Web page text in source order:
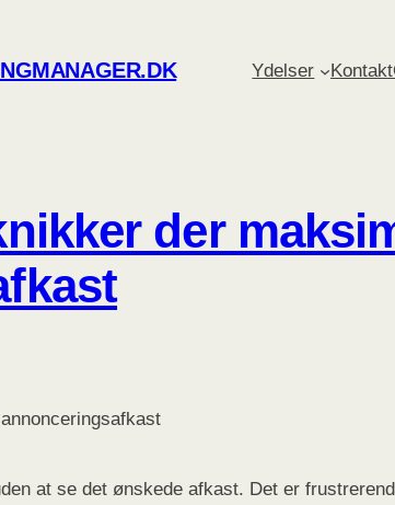
Ydelser Kontakt
der
at se det ønskede afkast. Det er